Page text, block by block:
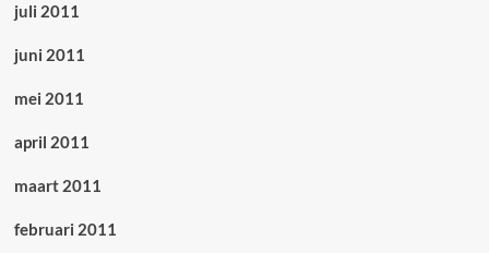
juli 2011
juni 2011
mei 2011
april 2011
maart 2011
februari 2011